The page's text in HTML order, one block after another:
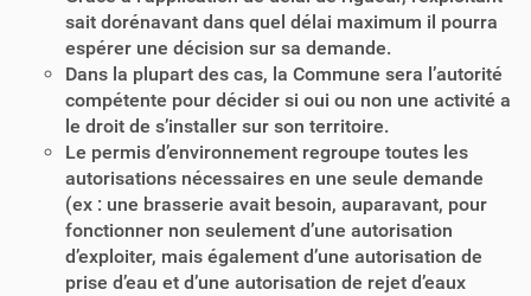
sait dorénavant dans quel délai maximum il pourra
espérer une décision sur sa demande.
Dans la plupart des cas, la Commune sera l’autorité
compétente pour décider si oui ou non une activité a
le droit de s’installer sur son territoire.
Le permis d’environnement regroupe toutes les
autorisations nécessaires en une seule demande
(ex : une brasserie avait besoin, auparavant, pour
fonctionner non seulement d’une autorisation
d’exploiter, mais également d’une autorisation de
prise d’eau et d’une autorisation de rejet d’eaux